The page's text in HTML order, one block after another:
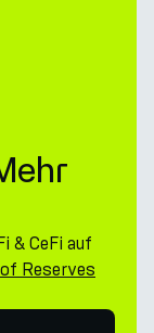
& CeFi auf
Reserves